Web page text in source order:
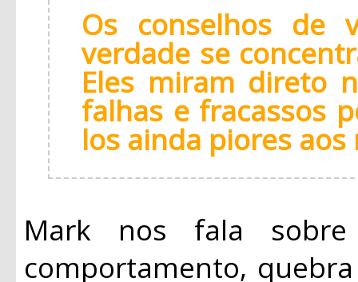
Os conselhos de
verdade se
Eles miram direto
falhas e fracassos
los ainda piores
Mark nos fala
comportamento,